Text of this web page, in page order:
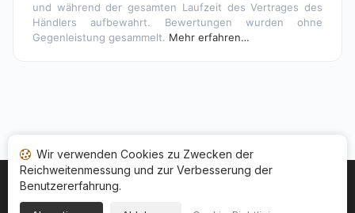
und während der gesamten Laufzeit des Vertrages des
Händlers aufbewahrt. Bewertungen wurden ohne
Gegenleistung gesammelt. Mehr erfahren…
Startseite Ihr Bewertungsstatus
Allgemeine Nutzungsbedingugen
Wir verwenden Cookies zu Zwecken der
Reichweitenmessung und zur Verbesserung der
Benutzererfahrung.